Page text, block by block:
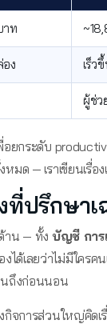
าท
ง เร็ว
ผู้ช่ว
อยกระดับ
ด — เราเขียนเรื่อง
ปรึกษาเ
าน — ทั้ง บัญชี การ
งได้เลยว่าไม่มีใคร
ถึงก่อนนอน
จการส่วนใหญ่คิดเ